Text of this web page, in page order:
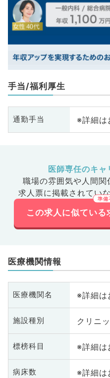
手当/福利厚生
通勤手当 ※詳細は
医師専任のキャ
職場の雰囲気や人間関
求人票に掲載されてい
この求人に似ている
医療機関情報
医療機関名 ※詳細は
施設種別 クリニ
標榜科目 ※詳細は
病床数 ※詳細は